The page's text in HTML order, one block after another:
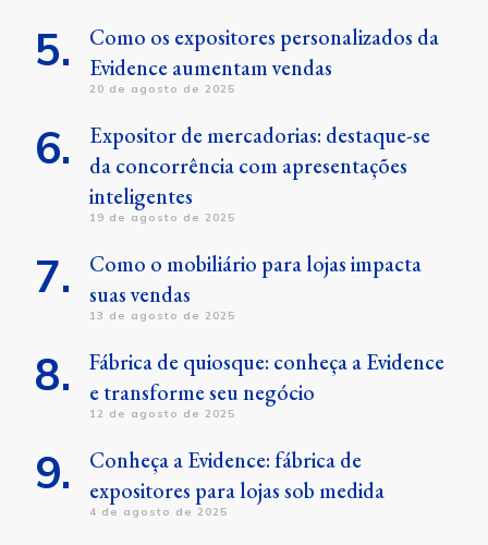
Como os expositores personalizados da
Evidence aumentam vendas
20 de agosto de 2025
Expositor de mercadorias: destaque-se
da concorrência com apresentações
inteligentes
19 de agosto de 2025
Como o mobiliário para lojas impacta
suas vendas
13 de agosto de 2025
Fábrica de quiosque: conheça a Evidence
e transforme seu negócio
12 de agosto de 2025
Conheça a Evidence: fábrica de
expositores para lojas sob medida
4 de agosto de 2025